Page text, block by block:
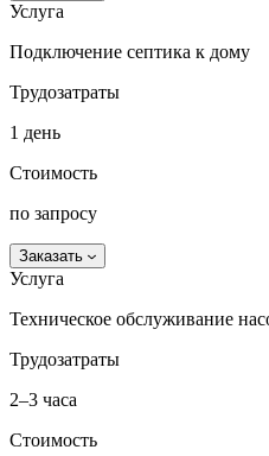
Услуга
Подключение септика к дому
Трудозатраты
1 день
Стоимость
по запросу
Заказать
Услуга
Техническое обслуживание
Трудозатраты
2–3 часа
Стоимость